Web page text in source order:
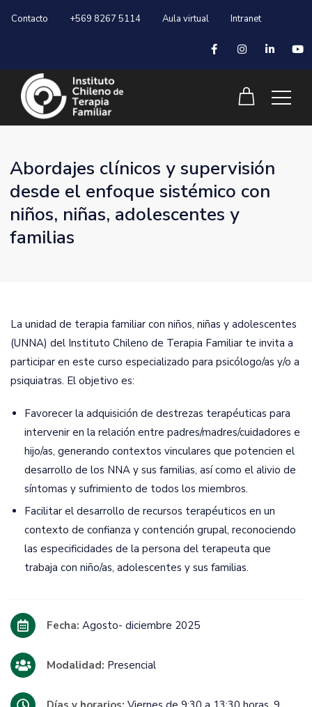
Contacto +569 8267 5114 Aula virtual Intranet
Abordajes clínicos y supervisión
desde el enfoque sistémico con
niños, niñas, adolescentes y
familias
La unidad de terapia familiar con niños, niñas y adolescentes
(UNNA) del Instituto Chileno de Terapia Familiar te invita a
participar en este curso especializado para psicólogo/as y/o a
psiquiatras. El objetivo es:
Favorecer la adquisición de destrezas terapéuticas para
intervenir en la relación entre padres/madres/cuidadores e
hijo/as, generando contextos vinculares que potencien el
desarrollo de los NNA y sus familias, así como el alivio de
síntomas y sufrimiento de todos los miembros.
Facilitar el desarrollo de recursos terapéuticos en un
contexto de confianza y contención grupal, reconociendo
las especificidades de la persona del terapeuta que
trabaja con niño/as, adolescentes y sus familias.
Fecha: Agosto- diciembre 2025
Modalidad: Presencial